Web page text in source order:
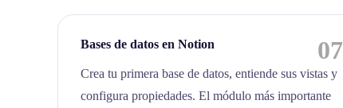
Bases de datos en Notion 07
Crea tu primera base de datos, entiende sus vistas y
configura propiedades. El módulo más importante